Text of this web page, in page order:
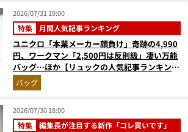
2026/07/31 19:00
特集 月間人気記事ランキング
ユニクロ「本業メーカー顔負け」奇跡の4,990
円、ワークマン「2,500円は反則級」凄い万能
バッグ…ほか【リュックの人気記事ランキング
ベスト3】（2026年6月版）
バッグ
2026/07/30 18:00
特集 編集長が注目する新作「コレ買いです」